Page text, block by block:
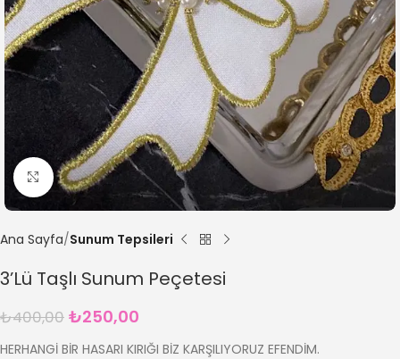
Büyütmek için tıklayın
Ana Sayfa Sunum Tepsileri
3’Lü Taşlı Sunum Peçetesi
₺400,00 ₺250,00
HERHANGİ BİR HASARI KIRIĞI BİZ KARŞILIYORUZ EFENDİM.